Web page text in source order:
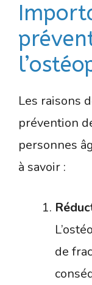
Les raisons
prévention
personnes
à savoir :
de